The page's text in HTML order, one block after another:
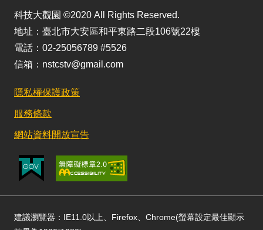
科技大觀園 ©2020 All Rights Reserved.
地址：臺北市大安區和平東路二段106號22樓
電話：02-25056789 #5526
信箱：nstcstv@gmail.com
隱私權保護政策
服務條款
網站資料開放宣告
建議瀏覽器：IE11.0以上、Firefox、Chrome(螢幕設定最佳顯示